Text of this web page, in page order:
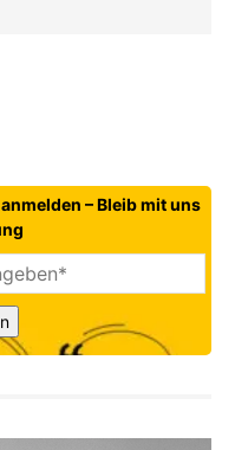
– Bleib mit uns